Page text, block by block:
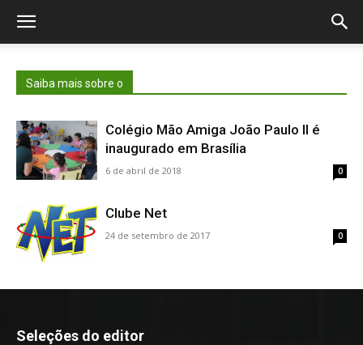
Saiba mais sobre o
Colégio Mão Amiga João Paulo II é
inaugurado em Brasília
6 de abril de 2018 0
Clube Net
24 de setembro de 2017 0
Seleções do editor